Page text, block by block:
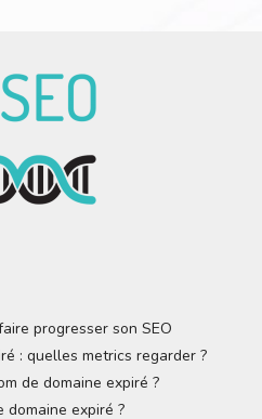
progresser son SEO
: quelles metrics regarder ?
de domaine expiré ?
domaine expiré ?